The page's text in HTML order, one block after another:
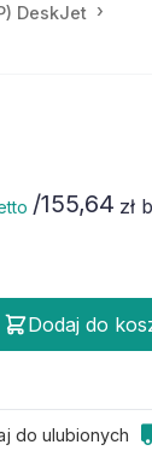
DeskJet
/155,64 zł
Dodaj do
do ulubionych